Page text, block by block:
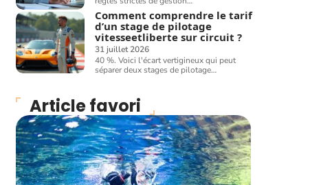
Comment comprendre le tarif
d’un stage de pilotage
vitesseetliberte sur circuit ?
31 juillet 2026
40 %. Voici l'écart vertigineux qui peut
séparer deux stages de pilotage…
Article favori